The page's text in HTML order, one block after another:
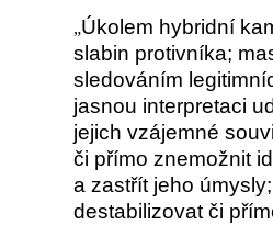
„Úkolem hybridní
slabin protivníka;
sledováním
jasnou interpretaci
jejich vzájemné
či přímo znemožnit
a zastřít jeho
destabilizovat či